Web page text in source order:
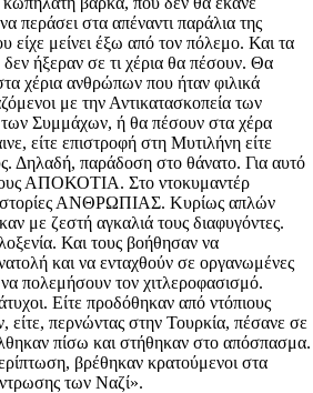
περάσει στα απέναντι παράλια της
είχε μείνει έξω από τον πόλεμο. Και τα
ήξεραν σε τι χέρια θα πέσουν. Θα
χέρια ανθρώπων που ήταν φιλικά
με την Αντικατασκοπεία των
Συμμάχων, ή θα πέσουν στα χέρα
είτε επιστροφή στη Μυτιλήνη είτε
Δηλαδή, παράδοση στο θάνατο. Για αυτό
ΑΠΟΚΟΤΙΑ. Στο ντοκυμαντέρ
ιστορίες ΑΝΘΡΩΠΙΑΣ. Κυρίως απλών
με ζεστή αγκαλιά τους διαφυγόντες.
Και τους βοήθησαν να
και να ενταχθούν σε οργανωμένες
να πολεμήσουν τον χιτλεροφασισμό.
Είτε προδόθηκαν από ντόπιους
είτε, περνώντας στην Τουρκία, πέσανε σε
πίσω και στήθηκαν στο απόσπασμα.
βρέθηκαν κρατούμενοι στα
των Ναζί».